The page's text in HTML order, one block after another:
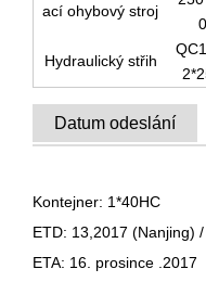
ací ohybový stroj
Hydraulický střih
Datum odeslání
Kontejner: 1*40HC
ETD: 13,2017 (Nanjing)
ETA: 16. prosince .2017